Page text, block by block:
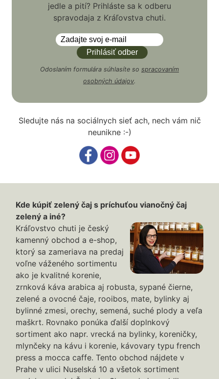
jedle a pití? Prihláste sa k odberu
spravodaja z Kráľovstva chuti.
Odoslaním formulára súhlasíte so spracovaním
osobných údajov.
Sledujte nás na sociálnych sieť ach, nech vám nič
neunikne :-)
Kde kúpiť zelený čaj s príchuťou vianočný čaj
zelený a iné?
Kráľovstvo chuti je český
kamenný obchod a e-shop,
ktorý sa zameriava na predaj
voľne váženého sortimentu
ako je kvalitné korenie,
zrnková káva arabica aj robusta, sypané čierne,
zelené a ovocné čaje, rooibos, mate, bylinky aj
bylinné zmesi, orechy, semená, suché plody a veľa
maškrt. Rovnako ponúka ďalší doplnkový
sortiment ako napr. vrecká na bylinky, koreničky,
mlynčeky na kávu i korenie, kávovary typu french
press a mocca caffe. Tento obchod nájdete v
Prahe v ulici Nuselská 10 a všetok sortiment